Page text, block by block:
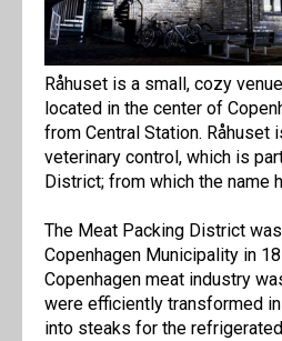
Råhuset is a small, cozy
located in the center of
from Central Station. Råhuset
veterinary control, which is
District; from which the name
The Meat Packing District
Copenhagen Municipality in
Copenhagen meat industry
were efficiently transformed
into steaks for the